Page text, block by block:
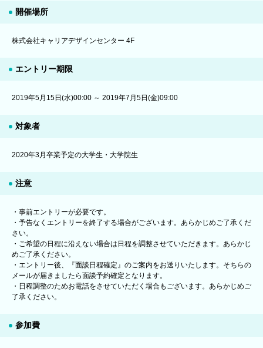
開催場所
株式会社キャリアデザインセンター 4F
エントリー期限
2019年5月15日(水)00:00 ～ 2019年7月5日(金)09:00
対象者
2020年3月卒業予定の大学生・大学院生
注意
・事前エントリーが必要です。
・予告なくエントリーを終了する場合がございます。あらかじめご了承くだ
さい。
・ご希望の日程に沿えない場合は日程を調整させていただきます。あらかじ
めご了承ください。
・エントリー後、『面談日程確定』のご案内をお送りいたします。そちらの
メールが届きましたら面談予約確定となります。
・日程調整のためお電話をさせていただく場合もございます。あらかじめご
了承ください。
参加費